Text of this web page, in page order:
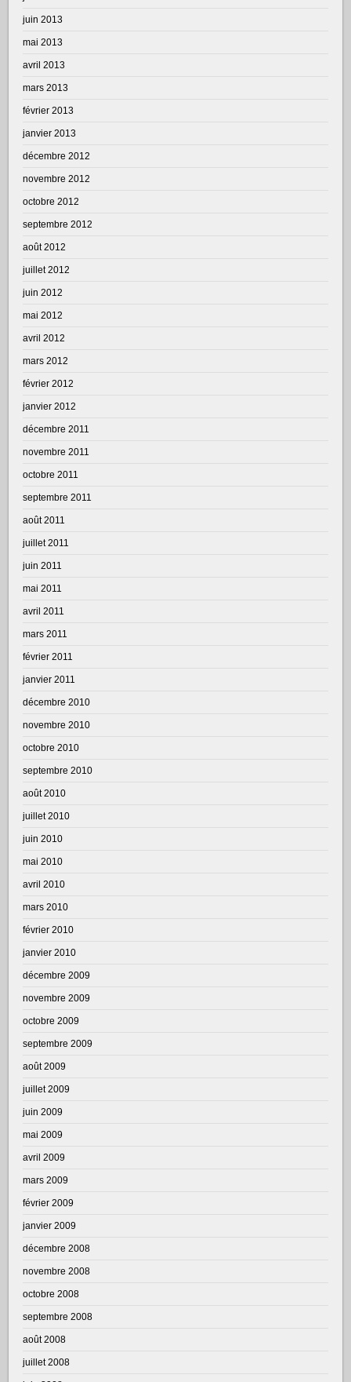
juin 2013
mai 2013
avril 2013
mars 2013
février 2013
janvier 2013
décembre 2012
novembre 2012
octobre 2012
septembre 2012
août 2012
juillet 2012
juin 2012
mai 2012
avril 2012
mars 2012
février 2012
janvier 2012
décembre 2011
novembre 2011
octobre 2011
septembre 2011
août 2011
juillet 2011
juin 2011
mai 2011
avril 2011
mars 2011
février 2011
janvier 2011
décembre 2010
novembre 2010
octobre 2010
septembre 2010
août 2010
juillet 2010
juin 2010
mai 2010
avril 2010
mars 2010
février 2010
janvier 2010
décembre 2009
novembre 2009
octobre 2009
septembre 2009
août 2009
juillet 2009
juin 2009
mai 2009
avril 2009
mars 2009
février 2009
janvier 2009
décembre 2008
novembre 2008
octobre 2008
septembre 2008
août 2008
juillet 2008